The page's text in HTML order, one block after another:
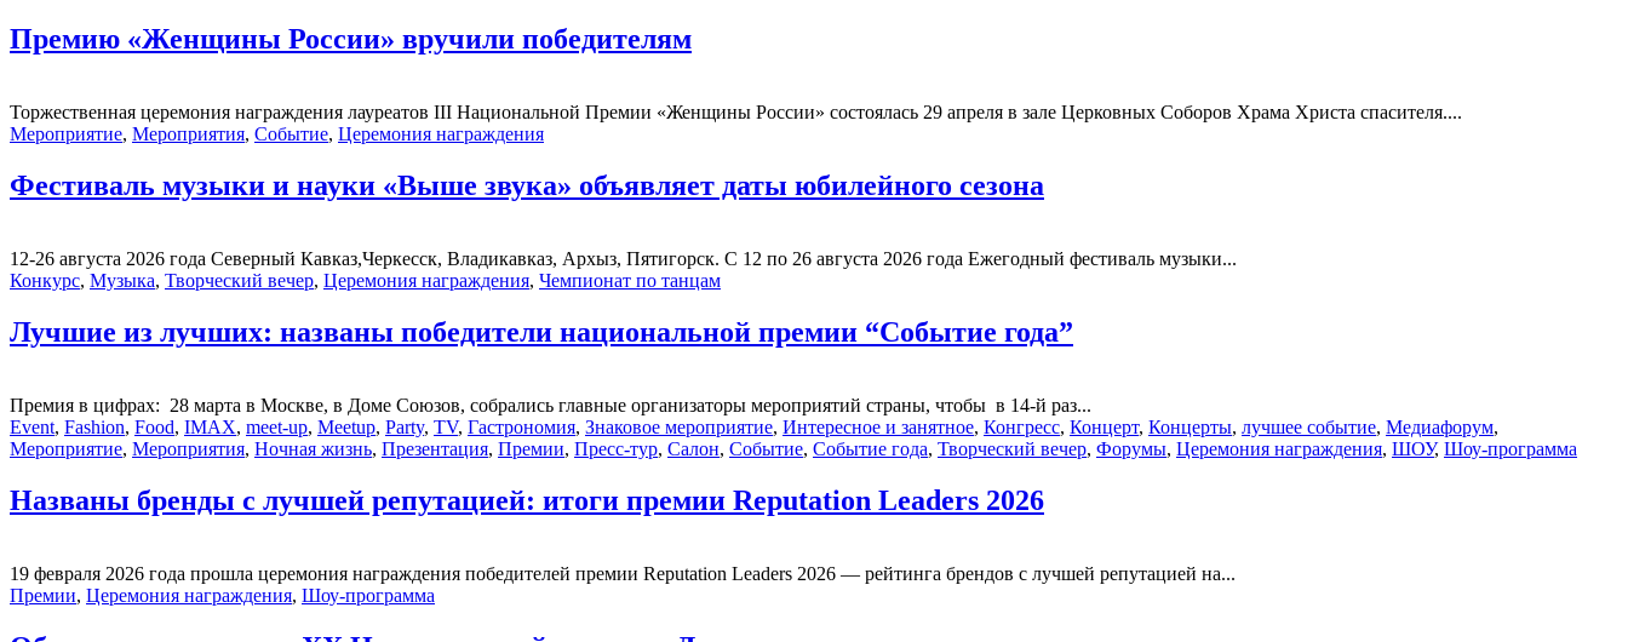
Премию «Женщины России» вручили победителям
Торжественная церемония награждения лауреатов III Национальной Премии «Женщины России» состоялась 29 апреля в зале Церковных Соборов Храма Христа спасителя....
Мероприятие, Мероприятия, Событие, Церемония награждения
Фестиваль музыки и науки «Выше звука» объявляет даты юбилейного сезона
12-26 августа 2026 года Северный Кавказ,Черкесск, Владикавказ, Архыз, Пятигорск. C 12 по 26 августа 2026 года Ежегодный фестиваль музыки...
Конкурс, Музыка, Творческий вечер, Церемония награждения, Чемпионат по танцам
Лучшие из лучших: названы победители национальной премии “Событие года”
Премия в цифрах: 28 марта в Москве, в Доме Союзов, собрались главные организаторы мероприятий страны, чтобы в 14-й раз...
Event, Fashion, Food, IMAX, meet-up, Meetup, Party, TV, Гастрономия, Знаковое мероприятие, Интересное и занятное, Конгресс, Концерт, Концерты, лучшее событие, Медиафорум,
Мероприятие, Мероприятия, Ночная жизнь, Презентация, Премии, Пресс-тур, Салон, Событие, Событие года, Творческий вечер, Форумы, Церемония награждения, ШОУ, Шоу-программа
Названы бренды с лучшей репутацией: итоги премии Reputation Leaders 2026
19 февраля 2026 года прошла церемония награждения победителей премии Reputation Leaders 2026 — рейтинга брендов с лучшей репутацией на...
Премии, Церемония награждения, Шоу-программа